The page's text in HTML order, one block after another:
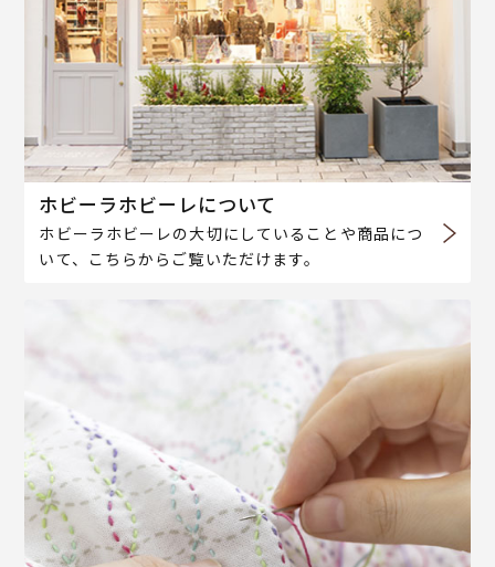
ホビーラホビーレについて
ホビーラホビーレの大切にしていることや商品につ
いて、こちらからご覧いただけます。